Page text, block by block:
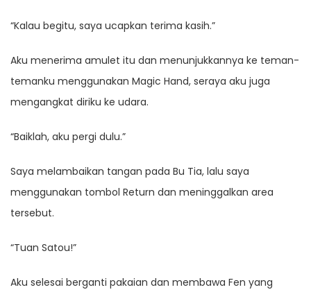
“Kalau begitu, saya ucapkan terima kasih.”
Aku menerima amulet itu dan menunjukkannya ke teman-
temanku menggunakan Magic Hand, seraya aku juga
mengangkat diriku ke udara.
“Baiklah, aku pergi dulu.”
Saya melambaikan tangan pada Bu Tia, lalu saya
menggunakan tombol Return dan meninggalkan area
tersebut.
“Tuan Satou!”
Aku selesai berganti pakaian dan membawa Fen yang